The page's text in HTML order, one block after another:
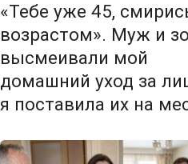
«Тебе уже 45,
возрастом». Муж и
высмеивали мой
домашний уход за
я поставила их на